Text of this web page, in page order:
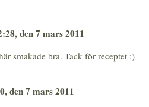
den 7 mars 2011
smakade bra. Tack för receptet :)
den 7 mars 2011